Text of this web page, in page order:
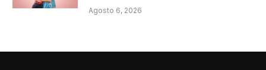
Agosto 6, 2026